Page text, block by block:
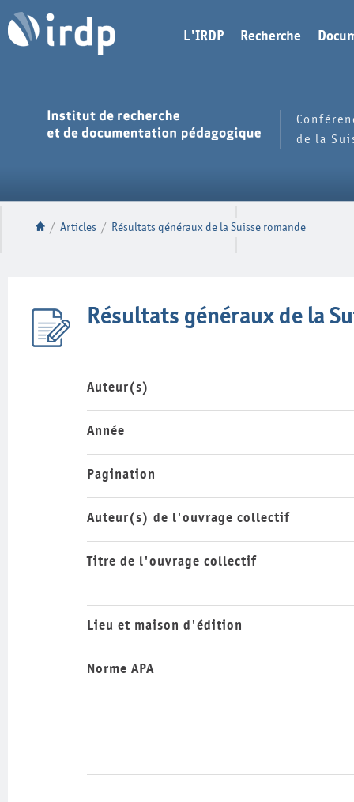
L'IRDP Recherche
de la
/ Articles / Résultats généraux de la Suisse romande
Résultats généraux de la
Auteur(s)
Année
Pagination
Auteur(s) de l'ouvrage collectif
Titre de l'ouvrage collectif
Lieu et maison d'édition
Norme APA